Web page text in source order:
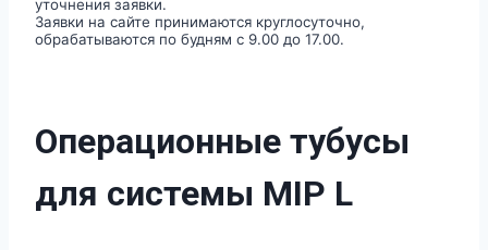
уточнения заявки.
Заявки на сайте принимаются круглосуточно,
обрабатываются по будням с 9.00 до 17.00.
Операционные тубусы
для системы MIP L